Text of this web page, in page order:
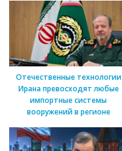
Отечественные технологии
Ирана превосходят любые
импортные системы
вооружений в регионе